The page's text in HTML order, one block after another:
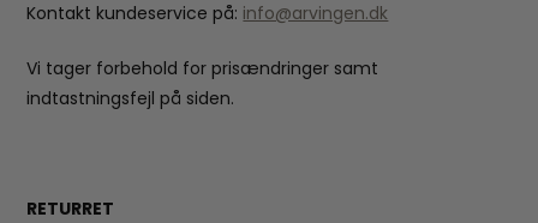
Kontakt kundeservice på: info@arvingen.dk
Vi tager forbehold for prisændringer samt
indtastningsfejl på siden.
RETURRET